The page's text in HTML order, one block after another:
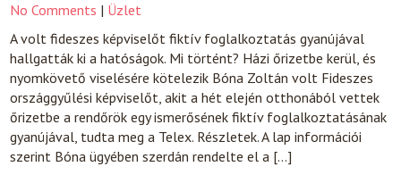
No Comments | Üzlet
A volt fideszes képviselőt fiktív foglalkoztatás gyanújával
hallgatták ki a hatóságok. Mi történt? Házi őrizetbe kerül, és
nyomkövető viselésére kötelezik Bóna Zoltán volt Fideszes
országgyűlési képviselőt, akit a hét elején otthonából vettek
őrizetbe a rendőrök egy ismerősének fiktív foglalkoztatásának
gyanújával, tudta meg a Telex. Részletek. A lap információi
szerint Bóna ügyében szerdán rendelte el a […]